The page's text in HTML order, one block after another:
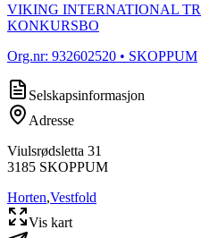
VIKING INTERNATIONAL
KONKURSBO
Org.nr: 932602520 • SKOPPUM
Selskapsinformasjon
Adresse
Viulsrødsletta 31
3185 SKOPPUM
Horten,Vestfold
Vis kart